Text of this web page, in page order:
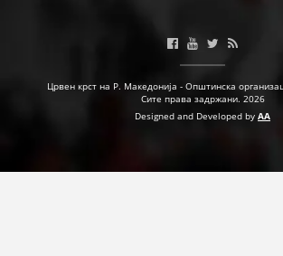
ПРИРАЧНИЦИ
Црвен крст на Р. Македонија - Општинска
Сите права задржани. 2026
Designed and Developed by AA